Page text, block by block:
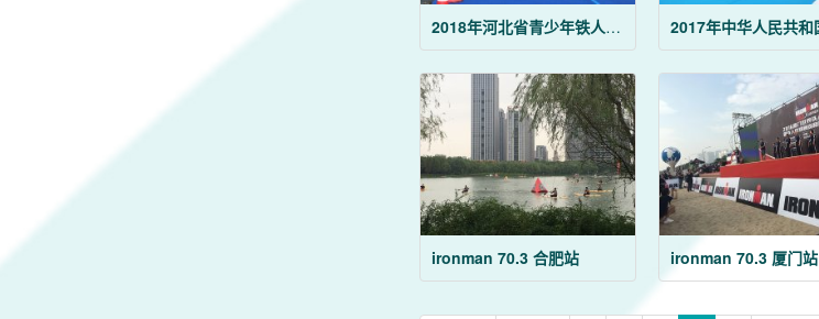
2018年河北省青少年铁人三项、铁人两项全能锦标
ironman 70.3 合肥站 ironman 70.3 厦门站